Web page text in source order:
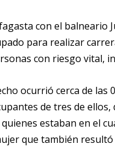
con el balneario
para realizar
con riesgo vital,
ocurrió cerca de las
de tres de
estaban en el
que también